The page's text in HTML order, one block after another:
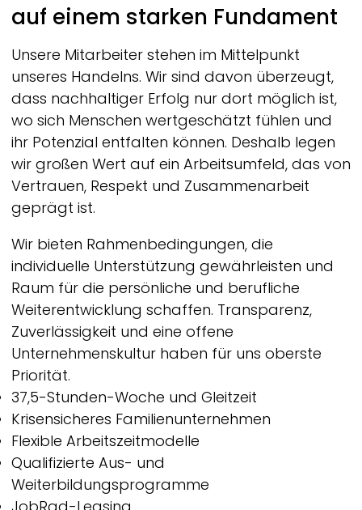
auf einem starken Fundament
Unsere Mitarbeiter stehen im Mittelpunkt
unseres Handelns. Wir sind davon überzeugt,
dass nachhaltiger Erfolg nur dort möglich ist,
wo sich Menschen wertgeschätzt fühlen und
ihr Potenzial entfalten können. Deshalb legen
wir großen Wert auf ein Arbeitsumfeld, das von
Vertrauen, Respekt und Zusammenarbeit
geprägt ist.
Wir bieten Rahmenbedingungen, die
individuelle Unterstützung gewährleisten und
Raum für die persönliche und berufliche
Weiterentwicklung schaffen. Transparenz,
Zuverlässigkeit und eine offene
Unternehmenskultur haben für uns oberste
Priorität.
37,5-Stunden-Woche und Gleitzeit
Krisensicheres Familienunternehmen
Flexible Arbeitszeitmodelle
Qualifizierte Aus- und
Weiterbildungsprogramme